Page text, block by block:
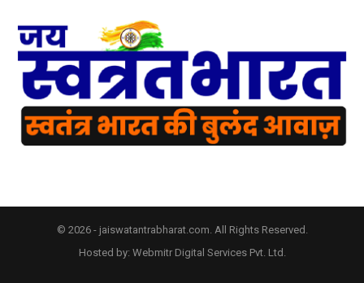
© 2026 - jaiswatantrabharat.com. All Rights Reserved.
Hosted by: Webmitr Digital Services Pvt. Ltd.